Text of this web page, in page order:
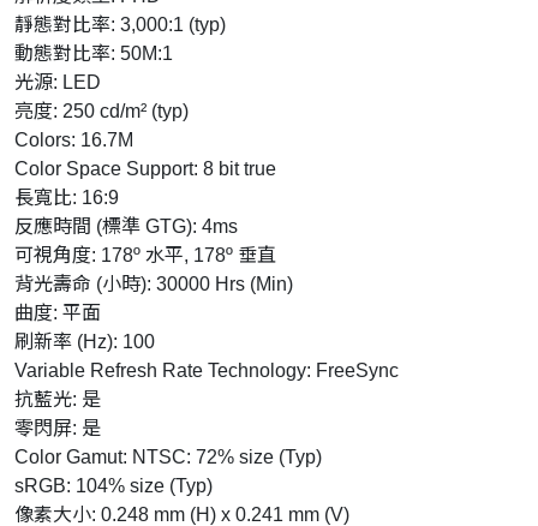
靜態對比率: 3,000:1 (typ)
動態對比率: 50M:1
光源: LED
亮度: 250 cd/m² (typ)
Colors: 16.7M
Color Space Support: 8 bit true
長寬比: 16:9
反應時間 (標準 GTG): 4ms
可視角度: 178º 水平, 178º 垂直
背光壽命 (小時): 30000 Hrs (Min)
曲度: 平面
刷新率 (Hz): 100
Variable Refresh Rate Technology: FreeSync
抗藍光: 是
零閃屏: 是
Color Gamut: NTSC: 72% size (Typ)
sRGB: 104% size (Typ)
像素大小: 0.248 mm (H) x 0.241 mm (V)